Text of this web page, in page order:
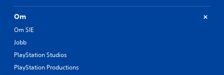
Om
Om SIE
Jobb
PlayStation Studios
PlayStation Productions